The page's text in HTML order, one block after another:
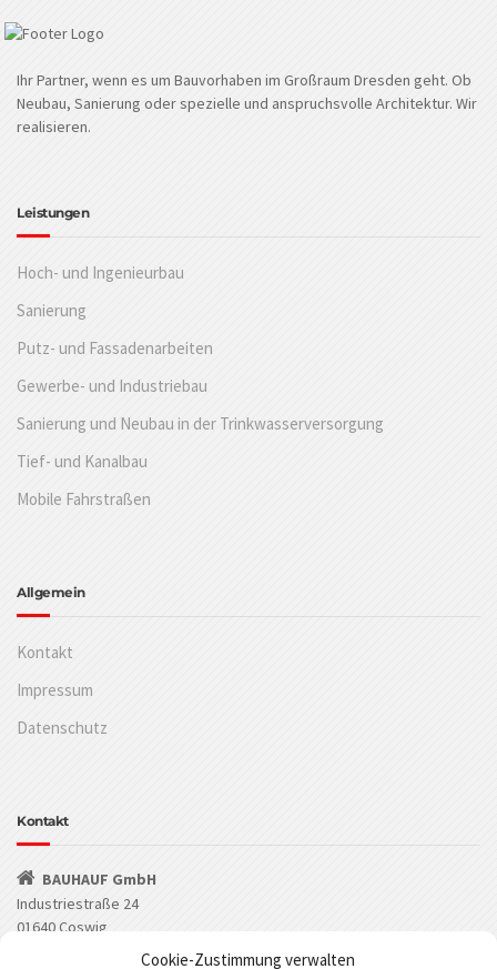
Cookie-Zustimmung verwalten
Ihr Partner, wenn es um Bauvorhaben im Großraum Dresden geht. Ob
Neubau, Sanierung oder spezielle und anspruchsvolle Architektur. Wir
realisieren.
Leistungen
Hoch- und Ingenieurbau
Sanierung
Putz- und Fassadenarbeiten
Gewerbe- und Industriebau
Sanierung und Neubau in der Trinkwasserversorgung
Tief- und Kanalbau
Mobile Fahrstraßen
Allgemein
Kontakt
Impressum
Datenschutz
Kontakt
BAUHAUF GmbH
Industriestraße 24
01640 Coswig